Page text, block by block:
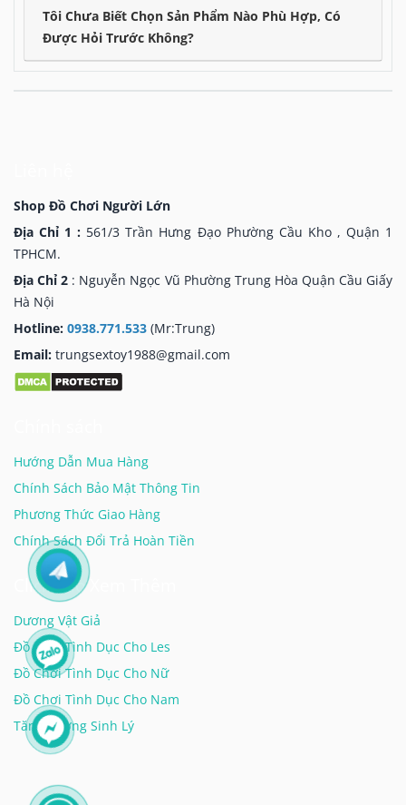
ổn. Tường sơn nhám hoặc tường gỗ sẽ giảm lực hút
đáng kể.
Hít Tường Không Rung
toàn không điện tử. Cảm giác hoàn toàn do người
dùng tạo ra.
Giá thấp nhất, dễ vệ sinh nhất
Pin không bao giờ cạn
Bền 5–10 năm nếu bảo quản đúng
Phù hợp người mới, người thích tự kiểm soát
150.000 – 500.000 ₫
Phổ biến nhất
Hít Tường Có Rung
Kết hợp đế hút chân không với motor rung — vừa
hands-free vừa tự động kích thích liên tục không cần
di chuyển.
Motor rung 7–20 chế độ tần suất
Tôi Chưa Biết Chọn Sản Phẩm Nào Phù Hợp, Có
Được Hỏi Trước Không?
Shop Đồ Chơi Người Lớn
Địa Chỉ 1 : 561/3 Trần Hưng Đạo Phường Cầu Kho , Quận 1
TPHCM.
Địa Chỉ 2 : Nguyễn Ngọc Vũ Phường Trung Hòa Quận Cầu Giấy
Hà Nội
Hotline: 0938.771.533 (Mr:Trung)
Email: trungsextoy1988@gmail.com
Hướng Dẫn Mua Hàng
Chính Sách Bảo Mật Thông Tin
Phương Thức Giao Hàng
Chính Sách Đổi Trả Hoàn Tiền
Click Vào Xem Thêm
Dương Vật Giả
Đồ Chơi Tình Dục Cho Les
Đồ Chơi Tình Dục Cho Nữ
Đồ Chơi Tình Dục Cho Nam
Tăng Cường Sinh Lý